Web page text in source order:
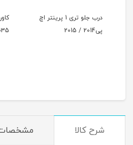
درب جلو تری 1 پرینتر اچ
پی2014 / 2015
شرح کالا